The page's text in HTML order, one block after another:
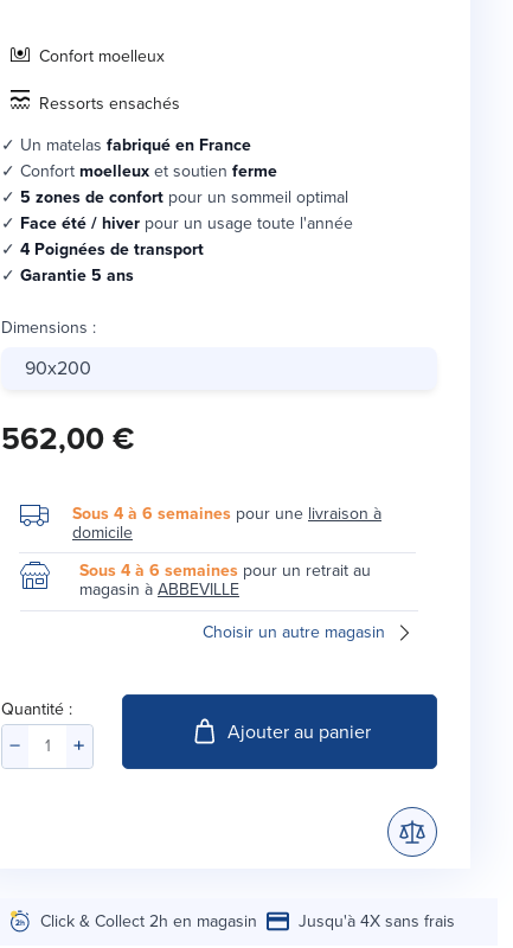
Confort moelleux
Ressorts ensachés
✓ Un matelas fabriqué en France
✓ Confortmoelleuxet soutien ferme
✓ 5 zones de confort pour un sommeil optimal
✓ Face été / hiver pour un usage toute l'année
✓ 4 Poignées de transport
✓ Garantie 5 ans
Dimensions :
90x200
562,00 €
Sous 4 à 6 semaines pour unelivraison à
domicile
Sous 4 à 6 semaines pour un retrait au
magasin àABBEVILLE
Choisir un autre magasin
Quantité :
Ajouter au panier
Click & Collect 2h en magasin Jusqu'à 4X sans frais